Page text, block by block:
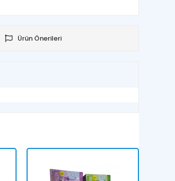
Ürün Önerileri